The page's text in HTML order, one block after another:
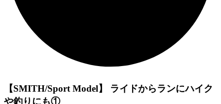
【SMITH/Sport Model】 ライドからランにハイク
や釣りにも①